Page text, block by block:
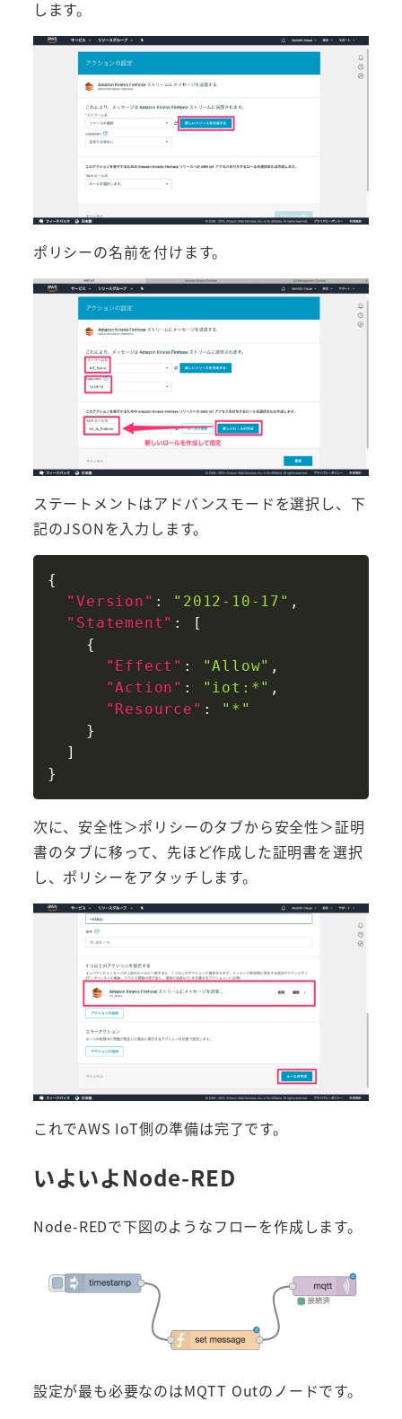
します。
ポリシーの名前を付けます。
ステートメントはアドバンスモードを選択し、下
記のJSONを入力します。
{
"Version" : "2012-10-17" ,
"Statement" :
[
{
"Effect" : "Allow" ,
"Action" : "iot:*" ,
"Resource" :
"*"
}
]
}
次に、安全性＞ポリシーのタブから安全性＞証明
書のタブに移って、先ほど作成した証明書を選択
し、ポリシーをアタッチします。
これでAWS IoT側の準備は完了です。
いよいよNode-RED
Node-REDで下図のようなフローを作成します。
設定が最も必要なのはMQTT Outのノードです。